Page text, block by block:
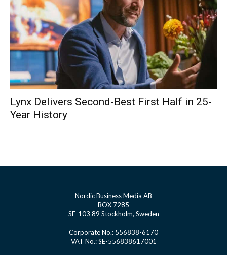
Lynx Delivers Second-Best First Half in 25-
Year History
Nordic Business Media AB
BOX 7285
SE-103 89 Stockholm, Sweden
Corporate No.: 556838-6170
VAT No.: SE-556838617001